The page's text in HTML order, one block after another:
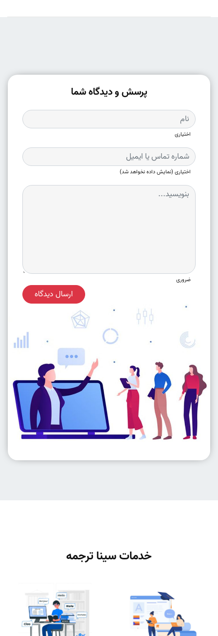
پرسش و دیدگاه شما
اختیاری
اختیاری (نمایش داده نخواهد شد)
ضروری
ارسال دیدگاه
خدمات سینا ترجمه